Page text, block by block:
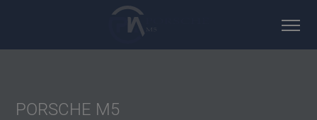
PORSCHE M5